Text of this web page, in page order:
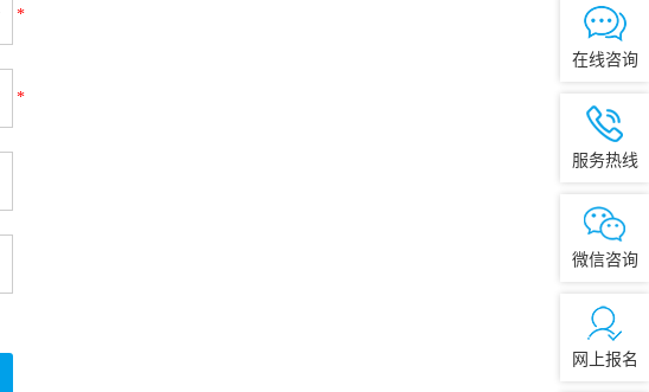
*
*
在线咨询
服务热线
微信咨询
网上报名